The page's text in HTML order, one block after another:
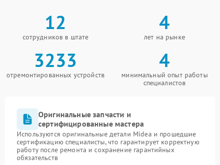
12
сотрудников в штате
4
лет на рынке
3233
отремонтированных устройств
4
минимальный опыт работы
специалистов
Оригинальные запчасти и
сертифицированные мастера
Используются оригинальные детали Midea и прошедшие
сертификацию специалисты, что гарантирует корректную
работу после ремонта и сохранение гарантийных
обязательств